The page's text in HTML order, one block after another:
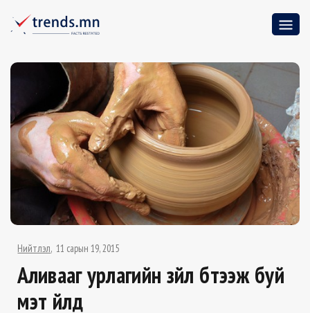
Нийтлэл 11 сарын 19, 2015
Аливааг урлагийн зүйл бүтээж буй
мэт үйлд